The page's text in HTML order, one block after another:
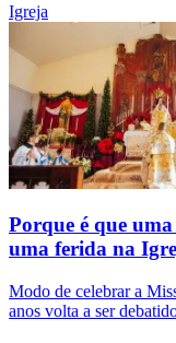
Igreja
Porque é que
uma ferida na
Modo de celebrar a
anos volta a ser